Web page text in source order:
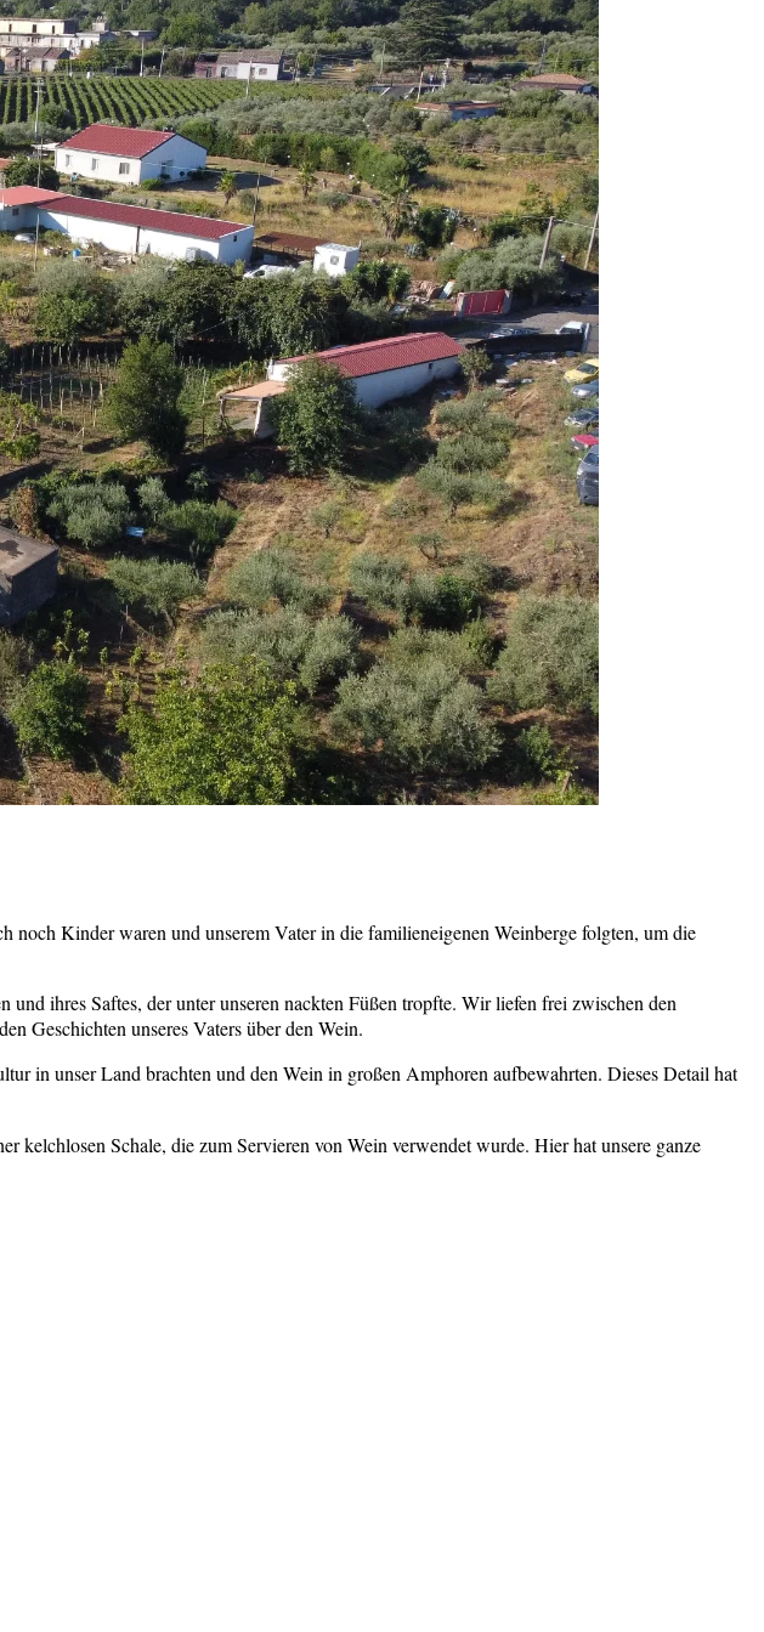
noch Kinder waren und unserem Vater in die familieneigenen Weinberge folgten, um die
ihres Saftes, der unter unseren nackten Füßen tropfte. Wir liefen frei zwischen den
Geschichten unseres Vaters über den Wein.
in unser Land brachten und den Wein in großen Amphoren aufbewahrten. Dieses Detail hat
kelchlosen Schale, die zum Servieren von Wein verwendet wurde. Hier hat unsere ganze